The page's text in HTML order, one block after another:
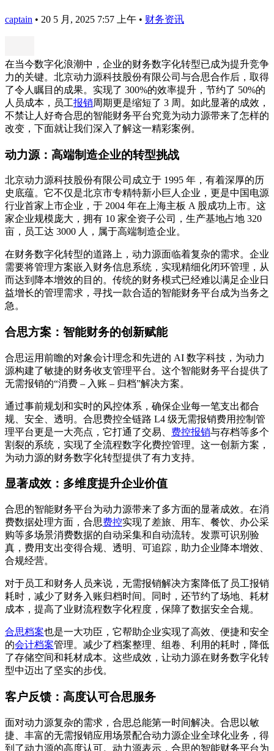
captain • 20 5 月, 2025 7:57 上午 • 财务资讯
在当今数字化浪潮中，企业的财务数字化转型已成为提升竞争
力的关键。北京动力源科技股份有限公司与合思合作后，取得
了令人瞩目的成果。实现了 300%的效率提升，节约了 50%的
人员成本，员工报销周期更是缩短了 3 周。如此显著的成效，
不禁让人好奇合思的智能财务平台究竟为动力源带来了怎样的
改变，下面就让我们深入了解这一精彩案例。
动力源：高端制造企业的转型挑战
北京动力源科技股份有限公司成立于 1995 年，有着深厚的历
史底蕴。它不仅是北京市专精特新小巨人企业，更是中国电源
行业首家上市企业，于 2004 年在上海主板 A 股成功上市。这
家企业规模庞大，拥有 10 家全资子公司，生产基地占地 320
亩，员工达 3000 人，属于高端制造企业。
在财务数字化转型的道路上，动力源面临着复杂的需求。企业
需要将管理方案嵌入财务信息系统，实现精细化闭环管理，从
而达到降本增效的目的。传统的财务模式已经难以满足企业日
益增长的管理需求，寻找一款合适的智能财务平台成为当务之
急。
合思方案：智能财务的创新赋能
合思运用前瞻的对象会计理念和先进的 AI 数字科技，为动力
源构建了敏捷的财务收支管理平台。这个智能财务平台提供了
无需报销的“消费 – 入账 – 归档”解决方案。
通过事前规划和实时的风控体系，确保企业每一笔支出都合
规、安全、透明。合思费控全链路 L4 级无需报销费用控制管
理平台更是一大亮点，它打通了交易、 费控报销与存档等多个
割裂的系统，实现了全流程数字化费控管理。这一创新方案，
为动力源的财务数字化转型提供了有力支持。
显著成效：多维度提升企业价值
合思的智能财务平台为动力源带来了多方面的显著成效。在消
费数据处理方面，合思费控实现了差旅、用车、餐饮、办公采
购等多场景消费数据的自动采集和自动流转。发票可识别验
真，费用支出变得合规、透明、可追踪，助力企业降本增效、
合规经营。
对于员工和财务人员来说，无需报销解决方案降低了员工报销
耗时，减少了财务入账归档时间。同时，还节约了场地、耗材
成本，提高了业财流程数字化程度，保障了数据安全合规。
合思档案也是一大功臣，它帮助企业实现了高效、便捷和安全
的会计档案管理。减少了档案整理、组卷、利用的耗时，降低
了存储空间和耗材成本。这些成效，让动力源在财务数字化转
型中迈出了坚实的步伐。
客户反馈：高度认可合思服务
面对动力源复杂的需求，合思总能第一时间解决。合思以敏
捷、丰富的无需报销应用场景配合动力源企业全球化业务，得
到了动力源的高度认可。动力源表示，合思的智能财务平台为